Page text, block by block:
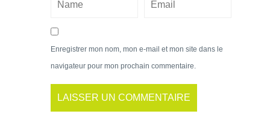
Enregistrer mon nom, mon e-mail et mon site dans le
navigateur pour mon prochain commentaire.